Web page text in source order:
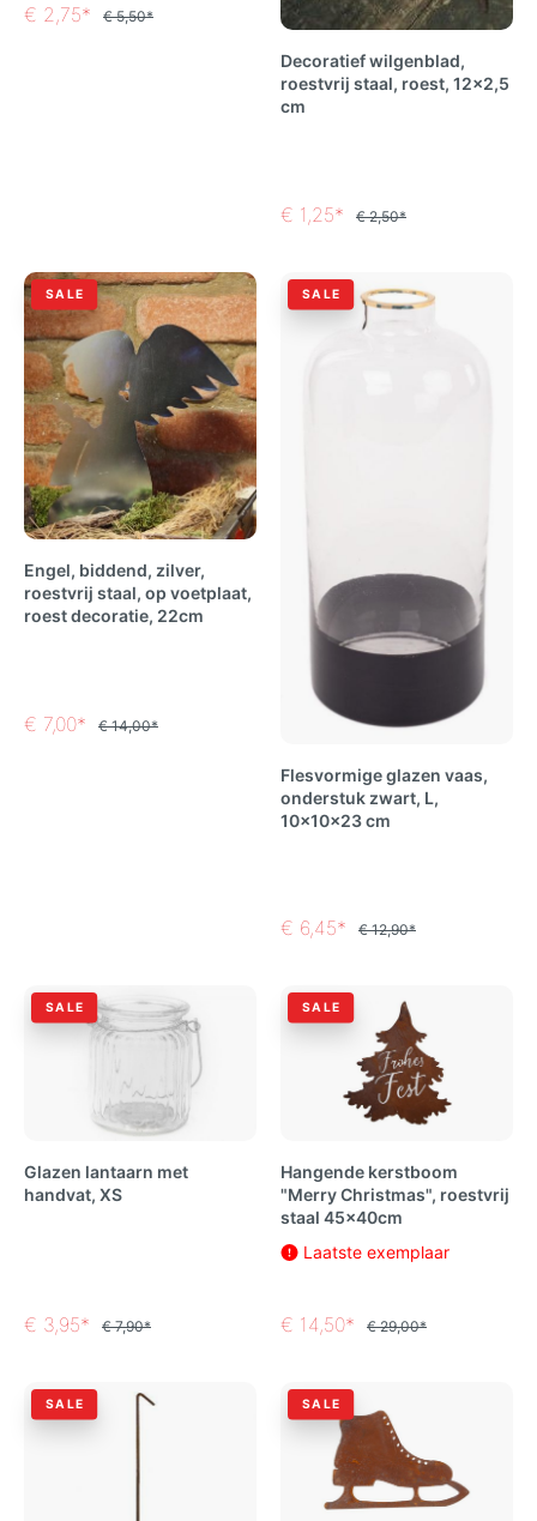
€ 2,75* € 5,50*
Decoratief wilgenblad,
roestvrij staal, roest, 12x2,5
cm
€ 1,25* € 2,50*
SALE
Engel, biddend, zilver,
roestvrij staal, op voetplaat,
roest decoratie, 22cm
€ 7,00* € 14,00*
SALE
Flesvormige glazen vaas,
onderstuk zwart, L,
10x10x23 cm
€ 6,45* € 12,90*
SALE
Glazen lantaarn met
handvat, XS
€ 3,95* € 7,90*
SALE
Hangende kerstboom
"Merry Christmas", roestvrij
staal 45x40cm
Laatste exemplaar
€ 14,50* € 29,00*
SALE SALE